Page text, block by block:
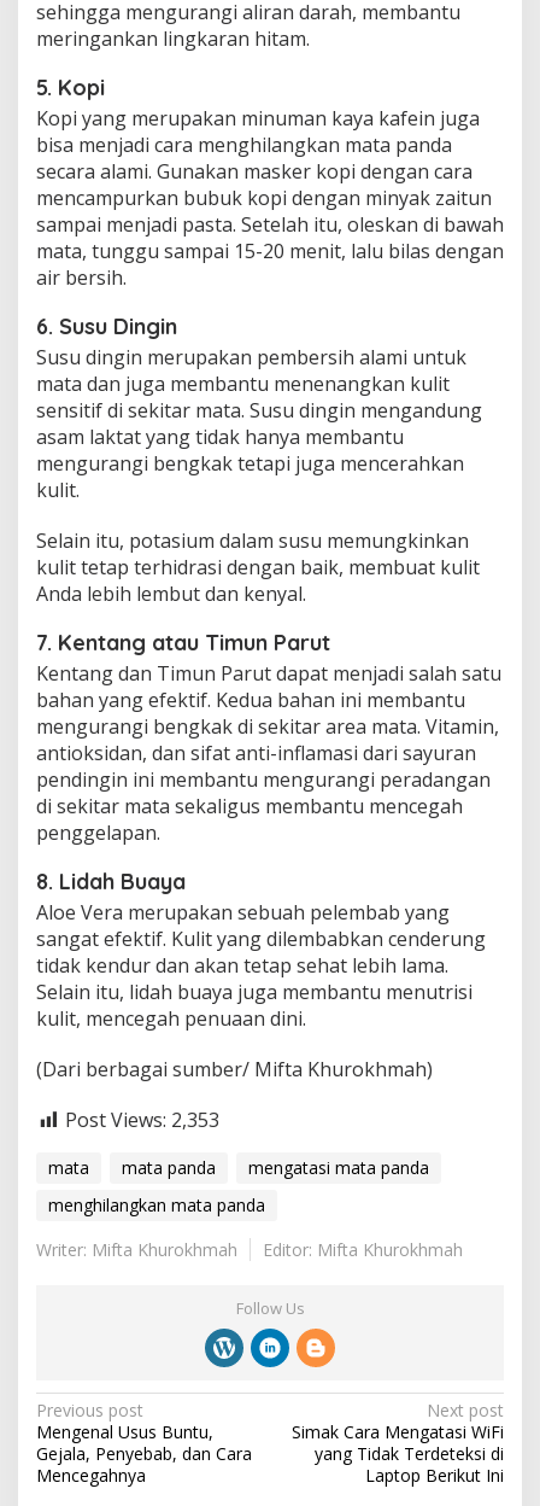
sehingga mengurangi aliran darah, membantu
meringankan lingkaran hitam.
5. Kopi
Kopi yang merupakan minuman kaya kafein juga
bisa menjadi cara menghilangkan mata panda
secara alami. Gunakan masker kopi dengan cara
mencampurkan bubuk kopi dengan minyak zaitun
sampai menjadi pasta. Setelah itu, oleskan di bawah
mata, tunggu sampai 15-20 menit, lalu bilas dengan
air bersih.
6. Susu Dingin
Susu dingin merupakan pembersih alami untuk
mata dan juga membantu menenangkan kulit
sensitif di sekitar mata. Susu dingin mengandung
asam laktat yang tidak hanya membantu
mengurangi bengkak tetapi juga mencerahkan
kulit.
Selain itu, potasium dalam susu memungkinkan
kulit tetap terhidrasi dengan baik, membuat kulit
Anda lebih lembut dan kenyal.
7. Kentang atau Timun Parut
Kentang dan Timun Parut dapat menjadi salah satu
bahan yang efektif. Kedua bahan ini membantu
mengurangi bengkak di sekitar area mata. Vitamin,
antioksidan, dan sifat anti-inflamasi dari sayuran
pendingin ini membantu mengurangi peradangan
di sekitar mata sekaligus membantu mencegah
penggelapan.
8. Lidah Buaya
Aloe Vera merupakan sebuah pelembab yang
sangat efektif. Kulit yang dilembabkan cenderung
tidak kendur dan akan tetap sehat lebih lama.
Selain itu, lidah buaya juga membantu menutrisi
kulit, mencegah penuaan dini.
(Dari berbagai sumber/ Mifta Khurokhmah)
Post Views: 2,353
mata mata panda
mengatasi mata panda
menghilangkan mata panda
Writer: Mifta Khurokhmah
Editor: Mifta Khurokhmah
Follow Us
P
o
s
Previous post
Mengenal Usus Buntu,
Gejala, ‎Penyebab, dan Cara
Mencegahnya
Next post
Simak Cara Mengatasi WiFi
yang Tidak Terdeteksi di
Laptop Berikut Ini